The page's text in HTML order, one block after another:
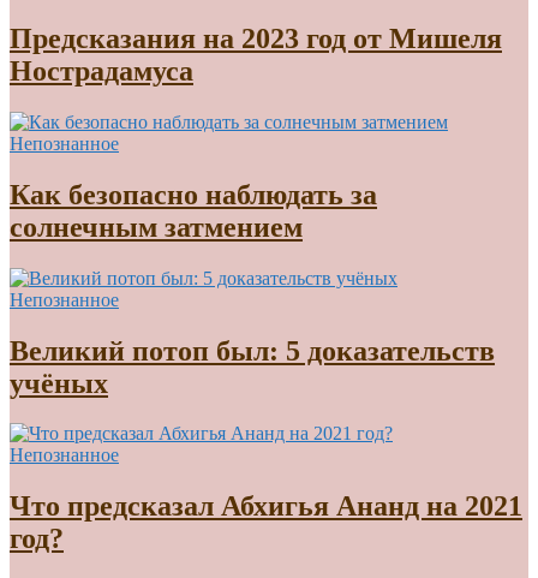
Предсказания на 2023 год от Мишеля
Нострадамуса
Непознанное
Как безопасно наблюдать за
солнечным затмением
Непознанное
Великий потоп был: 5 доказательств
учёных
Непознанное
Что предсказал Абхигья Ананд на 2021
год?